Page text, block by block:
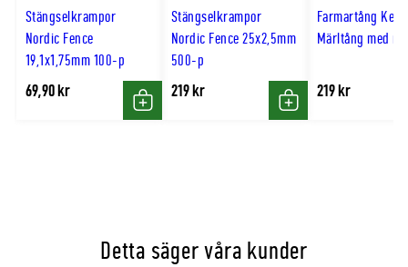
Stängselkrampor
Nordic Fence
19,1x1,75mm 100-p
69,90 kr
Köp
Stängselkrampor
Nordic Fence 25x2,5mm
500-p
219 kr
Köp
Farmartång
Märltång med
219 kr
Detta säger våra kunder